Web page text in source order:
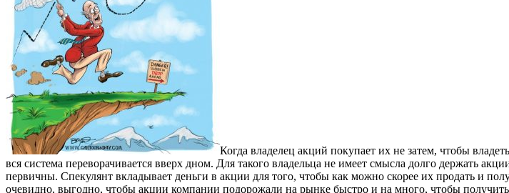
Когда владелец акций покупает их не затем, чтобы
вся система переворачивается вверх дном. Для такого владельца не имеет смысла долго держать
первичны. Спекулянт вкладывает деньги в акции для того, чтобы как можно скорее их продать и
очевидно, выгодно, чтобы акции компании подорожали на рынке быстро и на много, чтобы